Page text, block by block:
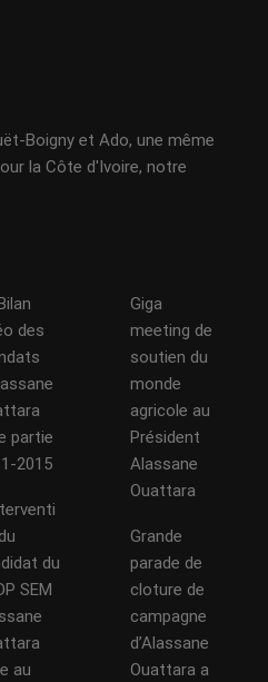
Boigny et Ado, une même
la Côte d'Ivoire, notre
des
partie
2015
du
SEM
au
Giga
meeting de
soutien du
monde
agricole au
Président
Alassane
Ouattara
Grande
parade de
cloture de
campagne
d’Alassane
Ouattara a